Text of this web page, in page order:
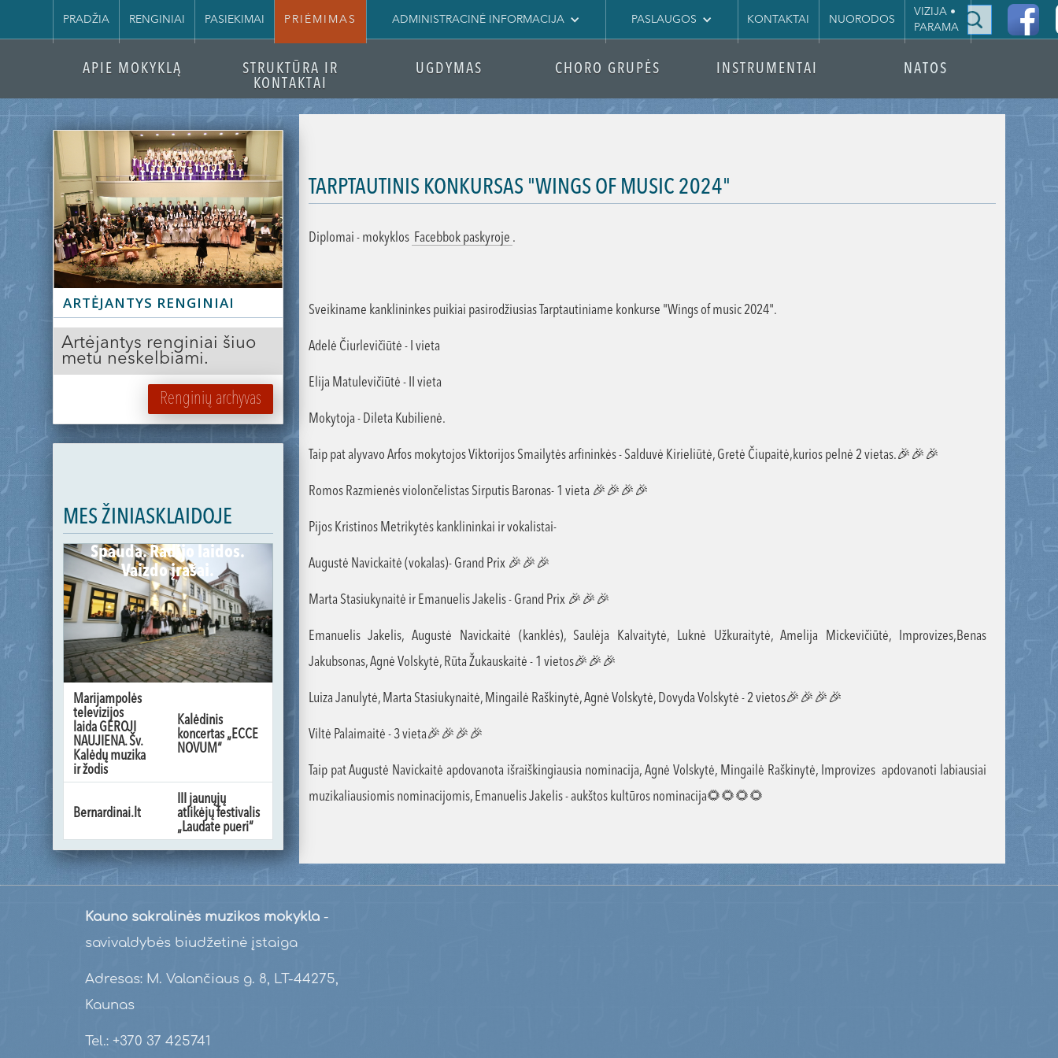
PRADŽIA RENGINIAI PASIEKIMAI PRIĖMIMAS ADMINISTRACINĖ INFORMACIJA PASLAUGOS KONTAKTAI NUORODOS
VIZIJA •
PARAMA
|
APIE MOKYKLĄ
STRUKTŪRA IR
KONTAKTAI
UGDYMAS CHORO GRUPĖS INSTRUMENTAI NATOS
Slide 2 of 3.
ARTĖJANTYS RENGINIAI
Artėjantys renginiai šiuo
metu neskelbiami.
Renginių archyvas
MES ŽINIASKLAIDOJE
Spauda. Radijo laidos.
Vaizdo įrašai.
Marijampolės
televizijos
laida GEROJI
NAUJIENA. Šv.
Kalėdų muzika
ir žodis
Kalėdinis
koncertas „ECCE
NOVUM“
Bernardinai.lt
III jaunųjų
atlikėjų festivalis
„Laudate pueri“
TARPTAUTINIS KONKURSAS "WINGS OF MUSIC 2024"
Diplomai - mokyklos Facebbok paskyroje .
Sveikiname kanklininkes puikiai pasirodžiusias Tarptautiniame konkurse "Wings of music 2024".
Adelė Čiurlevičiūtė - I vieta
Elija Matulevičiūtė - II vieta
Mokytoja - Dileta Kubilienė.
Taip pat alyvavo Arfos mokytojos Viktorijos Smailytės arfininkės - Salduvė Kirieliūtė, Gretė Čiupaitė,kurios pelnė 2 vietas.🎉🎉🎉
Romos Razmienės violončelistas Sirputis Baronas- 1 vieta 🎉🎉🎉🎉
Pijos Kristinos Metrikytės kanklininkai ir vokalistai-
Augustė Navickaitė (vokalas)- Grand Prix 🎉🎉🎉
Marta Stasiukynaitė ir Emanuelis Jakelis - Grand Prix 🎉🎉🎉
Emanuelis Jakelis, Augustė Navickaitė (kanklės), Saulėja Kalvaitytė, Luknė Užkuraitytė, Amelija Mickevičiūtė, Improvizes,Benas
Jakubsonas, Agnė Volskytė, Rūta Žukauskaitė - 1 vietos🎉🎉🎉
Luiza Janulytė, Marta Stasiukynaitė, Mingailė Raškinytė, Agnė Volskytė, Dovyda Volskytė - 2 vietos🎉🎉🎉🎉
Viltė Palaimaitė - 3 vieta🎉🎉🎉🎉
Taip pat Augustė Navickaitė apdovanota išraiškingiausia nominacija, Agnė Volskytė, Mingailė Raškinytė, Improvizes apdovanoti labiausiai
muzikaliausiomis nominacijomis, Emanuelis Jakelis - aukštos kultūros nominacija🌻🌻🌻🌻
Kauno sakralinės muzikos mokykla-
savivaldybės biudžetinė įstaiga
Adresas: M. Valančiaus g. 8, LT-44275,
Kaunas
Tel.: +370 37 425741